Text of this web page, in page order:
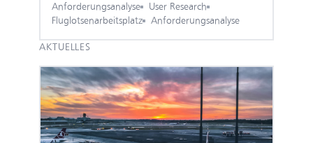
Anforderungsanalyse
User Research
Fluglotsenarbeitsplatz
Anforderungsanalyse
AKTUELLES